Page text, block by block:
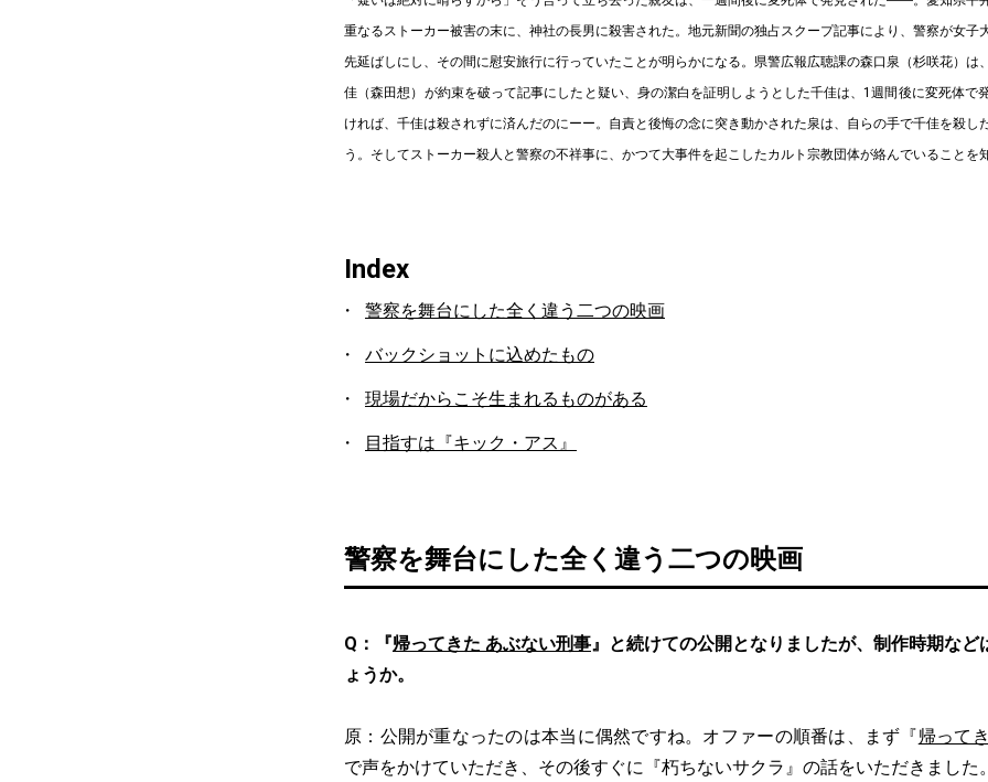
重なるストーカー被害の末に、神社の長男に殺害された。地元新聞の独占スクープ記事により、警察が女子
先延ばしにし、その間に慰安旅行に行っていたことが明らかになる。県警広報広聴課の森口泉（杉咲花）は
佳（森田想）が約束を破って記事にしたと疑い、身の潔白を証明しようとした千佳は、1週間後に変死体で
ければ、千佳は殺されずに済んだのにーー。自責と後悔の念に突き動かされた泉は、自らの手で千佳を殺し
う。そしてストーカー殺人と警察の不祥事に、かつて大事件を起こしたカルト宗教団体が絡んでいることを知
Index
警察を舞台にした全く違う二つの映画
バックショットに込めたもの
現場だからこそ生まれるものがある
目指すは『キック・アス』
警察を舞台にした全く違う二つの映画
Q：『帰ってきた あぶない刑事』と続けての公開となりましたが、制作時期など
ょうか。
原：公開が重なったのは本当に偶然ですね。オファーの順番は、まず『帰って
で声をかけていただき、その後すぐに『朽ちないサクラ』の話をいただきました